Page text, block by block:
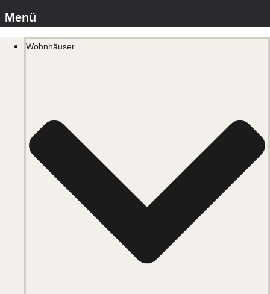
Wohnhäuser